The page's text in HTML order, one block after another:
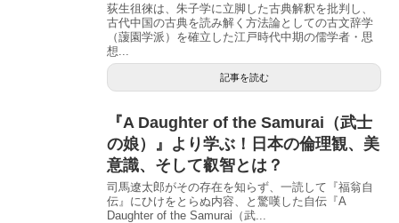
荻生徂徠は、朱子学に立脚した古典解釈を批判し、
古代中国の古典を読み解く方法論としての古文辞学
（蘐園学派）を確立した江戸時代中期の儒学者・思
想...
記事を読む
『A Daughter of the Samurai（武士
の娘）』より学ぶ！日本の倫理観、美
意識、そして叡智とは？
司馬遼太郎がその存在を知らず、一読して『福翁自
伝』にひけをとらぬ内容、と驚嘆した自伝『A
Daughter of the Samurai（武...